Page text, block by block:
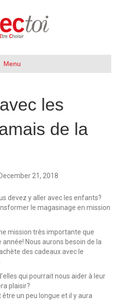
Menu
les
de la
December 21, 2018
devez y aller avec les enfants?
le magasinage en mission
mission très importante que
Nous aurons besoin de la
des cadeaux avec le
qui pourrait nous aider à leur
plaisir?
un peu longue et il y aura